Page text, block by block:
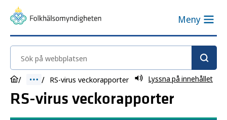
Meny
Sök på webbplatsen
RS-virus veckorapporter Lyssna på innehållet
RS-virus veckorapporter